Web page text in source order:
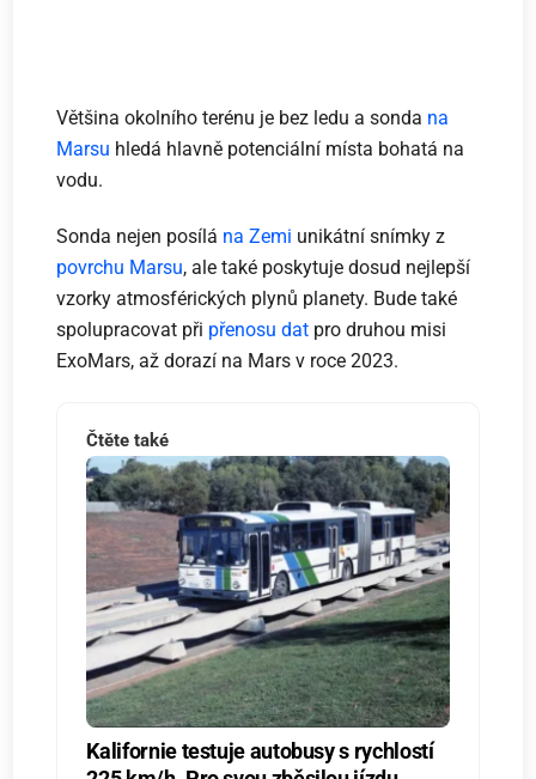
Většina okolního terénu je bez ledu a sonda na
Marsu hledá hlavně potenciální místa bohatá na
vodu.
Sonda nejen posílá na Zemi unikátní snímky z
povrchu Marsu, ale také poskytuje dosud nejlepší
vzorky atmosférických plynů planety. Bude také
spolupracovat při přenosu dat pro druhou misi
ExoMars, až dorazí na Mars v roce 2023.
Čtěte také
Kalifornie testuje autobusy s rychlostí